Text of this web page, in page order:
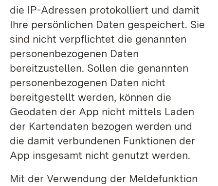
die IP-Adressen protokolliert und damit
Ihre persönlichen Daten gespeichert. Sie
sind nicht verpflichtet die genannten
personenbezogenen Daten
bereitzustellen. Sollen die genannten
personenbezogenen Daten nicht
bereitgestellt werden, können die
Geodaten der App nicht mittels Laden
der Kartendaten bezogen werden und
die damit verbundenen Funktionen der
App insgesamt nicht genutzt werden.
Mit der Verwendung der Meldefunktion